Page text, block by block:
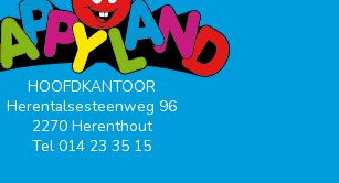
HOOFDKANTOOR
Herentalsesteenweg 96
2270 Herenthout
Tel 014 23 35 15